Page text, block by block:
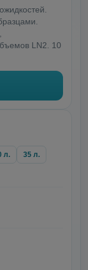
LN2. 10
л. 35 л.